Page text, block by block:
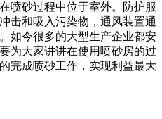
喷砂过程中位于室外。防护服
击和吸入污染物，通风装置通
如今很多的大型生产企业都安
为大家讲讲在使用喷砂房的过
完成喷砂工作，实现利益最大